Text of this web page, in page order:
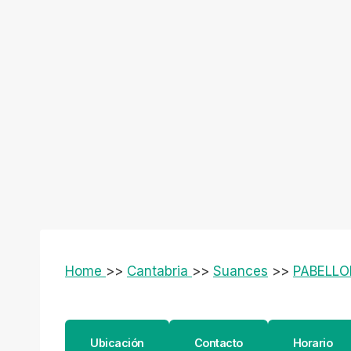
Home >> Cantabria >> Suances >>
Ubicación Contacto Horario